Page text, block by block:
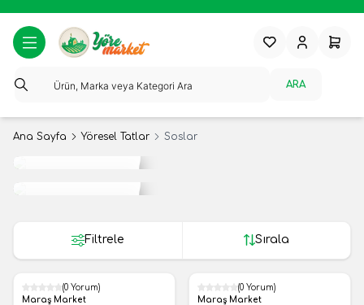
ARA
FavorilerimHesabım
Ana Sayfa Yöresel Tatlar Soslar
MeyvelerFiltrele Sırala
Yeni
(0 Yorum)
Maraş Market
Yeni
(0 Yorum)
Maraş Market